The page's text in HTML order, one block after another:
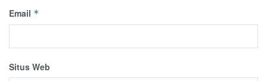
Email *
Situs Web